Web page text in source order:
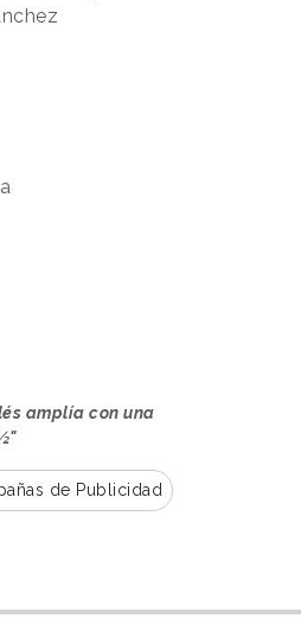
amplía con una
de Publicidad